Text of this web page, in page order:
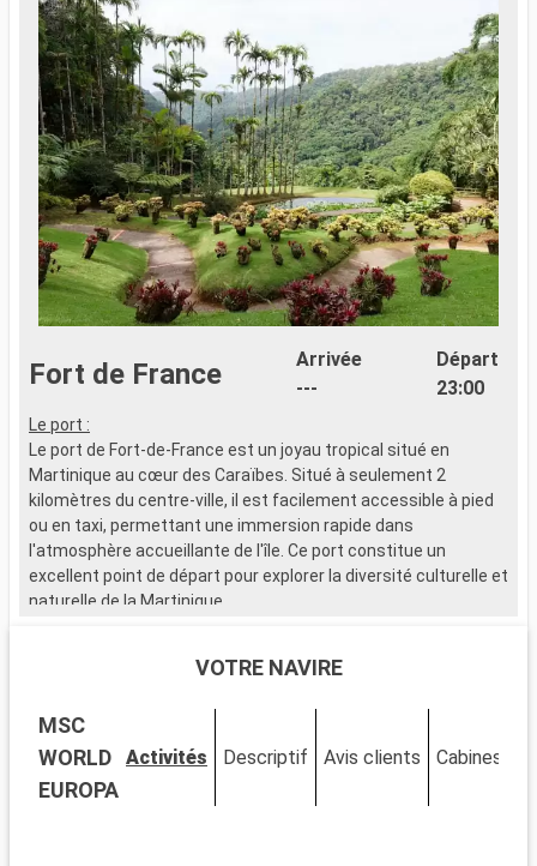
Fort de France
Arrivée
---
Départ
23:00
Le port :
Le port de Fort-de-France est un joyau tropical situé en
Martinique au cœur des Caraïbes. Situé à seulement 2
kilomètres du centre-ville, il est facilement accessible à pied
ou en taxi, permettant une immersion rapide dans
l'atmosphère accueillante de l'île. Ce port constitue un
excellent point de départ pour explorer la diversité culturelle et
naturelle de la Martinique.
Fort-de-France, capitale de la Martinique, regorge de sites
Schoelcher, célèbre pour son architecture remarquable.
Visitez le Fort Saint-Louis, qui reflète l'histoire militaire de l'île.
Le marché local, avec ses étals colorés, offre une fenêtre sur
la vie créole. C'est l'endroit idéal pour trouver des souvenirs
VOTRE NAVIRE
MSC
WORLD
EUROPA
Activités Descriptif Avis clients Cabines